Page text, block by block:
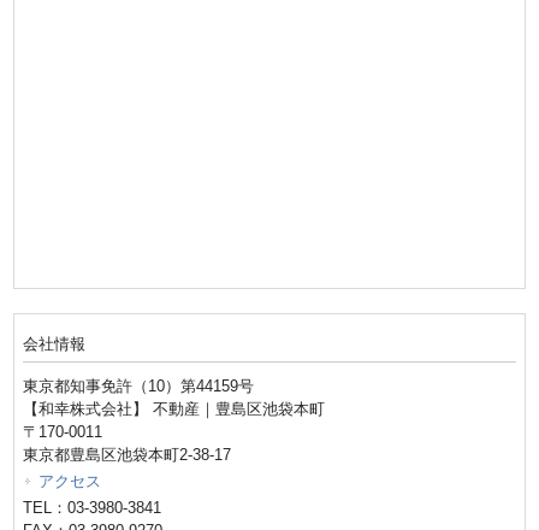
会社情報
東京都知事免許（10）第44159号
【和幸株式会社】 不動産｜豊島区池袋本町
〒170-0011
東京都豊島区池袋本町2-38-17
アクセス
TEL：03-3980-3841